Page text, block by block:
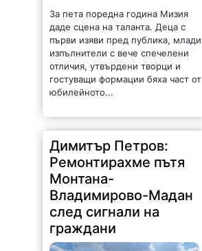
За пета поредна година Мизия
даде сцена на таланта. Деца с
първи изяви пред публика, млади
изпълнители с вече спечелени
отличия, утвърдени творци и
гостуващи формации бяха част от
юбилейното...
Димитър Петров:
Ремонтирахме пътя
Монтана-
Владимирово-Мадан
след сигнали на
граждани